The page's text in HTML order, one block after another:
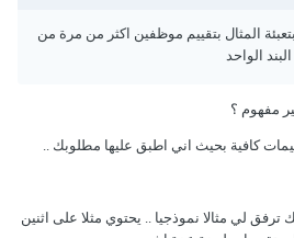
المثال بتقييم موظفين اكثر من مرة من
الواحد
مفهوم ؟
كافية بحيث اني اطبق عليها مطلوبك ..
لي مثالا نموذجيا .. يحتوي مثلا على اثنين